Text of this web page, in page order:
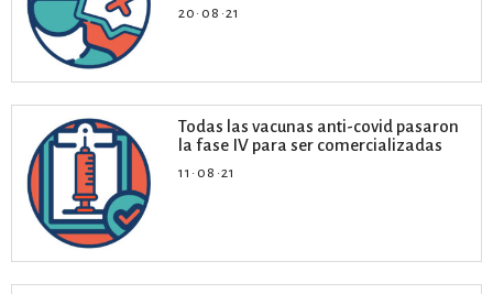
20·08·21
Todas las vacunas anti-covid pasaron
la fase IV para ser comercializadas
11·08·21